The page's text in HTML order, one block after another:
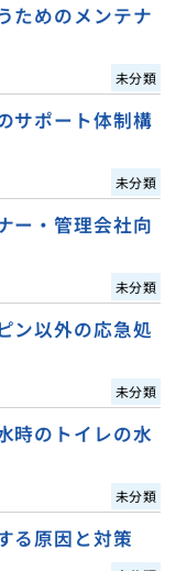
ためのメンテナ
未分類
サポート体制構
未分類
ー・管理会社向
未分類
ン以外の応急処
未分類
時のトイレの水
未分類
る原因と対策